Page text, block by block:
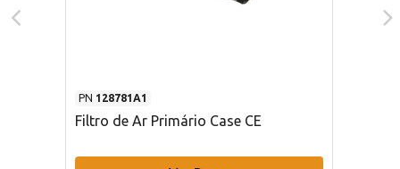
PN 128781A1
Filtro de Ar Primário Case CE